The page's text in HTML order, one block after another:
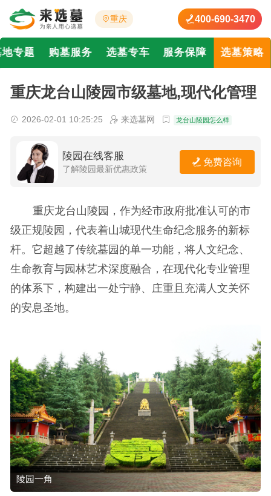
重庆 400-690-3470
地专题 购墓服务 选墓专车 服务保障 选墓策略
重庆龙台山陵园市级墓地,现代化管理
2026-02-01 10:25:25 来选墓网 龙台山陵园怎么样
陵园在线客服
了解陵园最新优惠政策
免费咨询
重庆龙台山陵园，作为经市政府批准认可的市
级正规陵园，代表着山城现代生命纪念服务的新标
杆。它超越了传统墓园的单一功能，将人文纪念、
生命教育与园林艺术深度融合，在现代化专业管理
的体系下，构建出一处宁静、庄重且充满人文关怀
的安息圣地。
陵园一角